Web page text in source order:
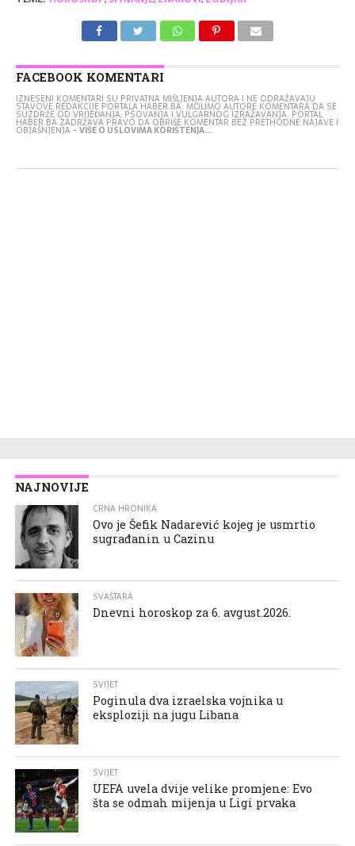
FACEBOOK KOMENTARI
IZNESENI KOMENTARI SU PRIVATNA MIŠLJENJA AUTORA I NE ODRAŽAVAJU
STAVOVE REDAKCIJE PORTALA HABER.BA. MOLIMO AUTORE KOMENTARA DA SE
SUZDRŽE OD VRIJEĐANJA, PSOVANJA I VULGARNOG IZRAŽAVANJA. PORTAL
HABER.BA ZADRŽAVA PRAVO DA OBRIŠE KOMENTAR BEZ PRETHODNE NAJAVE I
OBJAŠNJENJA -VIŠE O USLOVIMA KORIŠTENJA...
NAJNOVIJE
CRNA HRONIKA
Ovo je Šefik Nadarević kojeg je usmrtio
sugrađanin u Cazinu
SVAŠTARA
Dnevni horoskop za 6. avgust.2026.
SVIJET
Poginula dva izraelska vojnika u
eksploziji na jugu Libana
SVIJET
UEFA uvela dvije velike promjene: Evo
šta se odmah mijenja u Ligi prvaka